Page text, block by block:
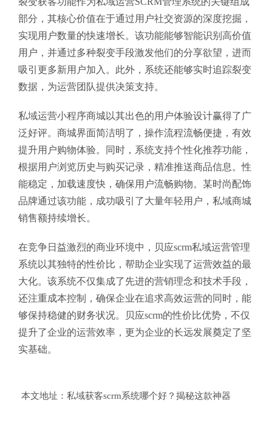
部分，其核心价值在于通过用户社交资源的深度挖掘，
实现用户数量的快速增长。该功能能够智能识别高价值
用户，并通过多种裂变手段激发他们的分享欲望，进而
吸引更多新用户加入。此外，系统还能够实时追踪裂变
数据，为运营团队提供决策支持。
私域运营小程序商城以其出色的用户体验设计赢得了广
泛好评。商城界面简洁明了，操作流程流畅便捷，有效
提升用户购物体验。同时，系统支持个性化推荐功能，
根据用户浏览历史与购买记录，精准推送商品信息。性
能稳定，加载速度快，确保用户流畅购物。某时尚配饰
品牌通过该功能，成功吸引了大量年轻用户，私域商城
销售额持续增长。
在竞争日益激烈的商业环境中，贝应scrm私域运营管理
系统以其独特的性价比，帮助企业实现了运营效益的最
大化。该系统不仅集成了先进的营销理念和技术手段，
还注重成本控制，确保企业在追求高效运营的同时，能
够保持稳健的财务状况。贝应scrm的性价比优势，不仅
提升了企业的运营效率，更为企业的长远发展奠定了坚
实基础。
本文地址： 私域获客scrm系统哪个好？揭秘这款神器